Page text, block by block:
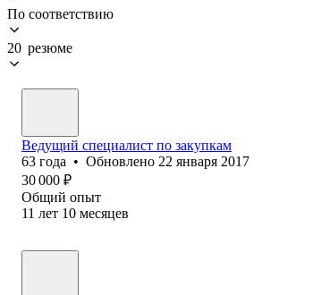
По соответствию
20 резюме
Ведущий специалист по закупкам
63 года • Обновлено 22 января 2017
30 000 ₽
Общий опыт
11 лет 10 месяцев